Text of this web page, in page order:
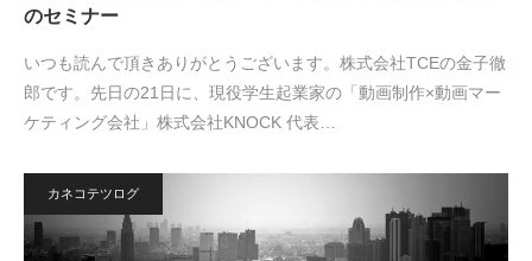
のセミナー
いつも読んで頂きありがとうございます。株式会社TCEの金子徹
郎です。先日の21日に、現役学生起業家の「動画制作×動画マー
ケティング会社」株式会社KNOCK 代表…
カネコテツログ